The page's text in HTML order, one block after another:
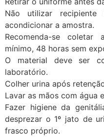
Não utilizar
acondicionar a amostra.
Recomenda-se
mínimo, 48 horas sem
O material deve ser
laboratório.
Colher urina após
Lavar as mãos com água
Fazer higiene da
desprezar o 1º jato de
frasco próprio.